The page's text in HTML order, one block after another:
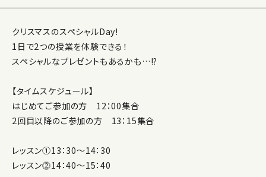
クリスマスのスペシャルDay!
1日で2つの授業を体験できる！
スペシャルなプレゼントもあるかも…!?
【タイムスケジュール】
はじめてご参加の方 12：00集合
2回目以降のご参加の方 13：15集合
レッスン①13：30～14：30
レッスン⓶14：40～15：40